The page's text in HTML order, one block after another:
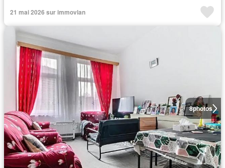
21 mai 2026 sur immovlan
8photos